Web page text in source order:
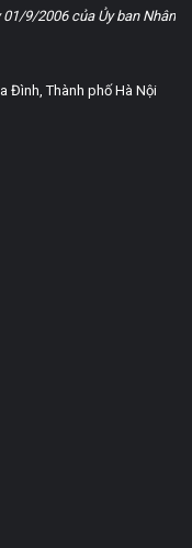
9/2006 của Ủy ban Nhân
Đình, Thành phố Hà Nội